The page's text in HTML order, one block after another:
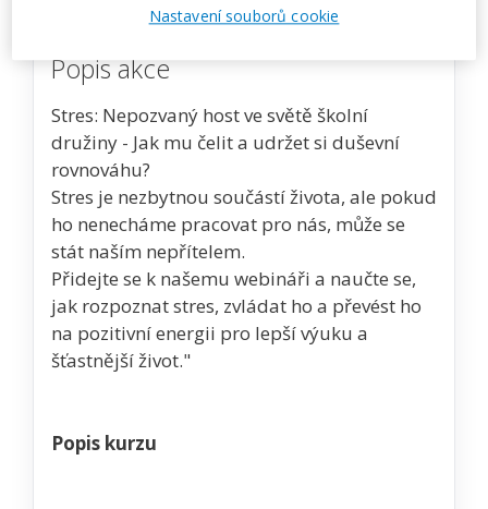
Popis akce
Stres: Nepozvaný host ve světě školní
družiny - Jak mu čelit a udržet si duševní
rovnováhu?
Stres je nezbytnou součástí života, ale pokud
ho nenecháme pracovat pro nás, může se
stát naším nepřítelem.
Přidejte se k našemu webináři a naučte se,
jak rozpoznat stres, zvládat ho a převést ho
na pozitivní energii pro lepší výuku a
šťastnější život."
Popis kurzu
Nastavení souborů cookie